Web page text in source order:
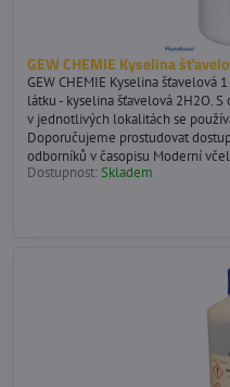
GEW CHEMIE Kyselina
GEW CHEMIE Kyselina šťavelová
látku - kyselina šťavelová 2H2O.
v jednotlivých lokalitách se
Doporučujeme prostudovat
odborníků v časopisu Moderní
Dostupnost:Skladem